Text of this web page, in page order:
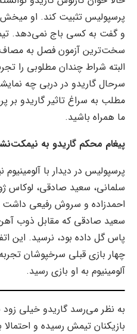
پرسپولیس تثبیت کند. او میخش
و گفت به کسی باج نمی‌دهد.
سخت‌ترین آزمون فصل به مصاف
البته شراط چندان مطلوبی را
سرحال گاریدو در دربی چه
ما همراه باشید.
پیغام محکم گاریدو به
پرسپولیس در دیدار با
سلمانی، سعید صادقی، لوکاس
احمدزاده و سروش رفیعی داشت
سعید صادقی که مقابل ذوب آهن
پاس گل داده بود، نرسید. این
چهار بازی قبلی سرخپوشان
آلومینیوم به او بازی رسید.
به نظر می‌رسد گاریدو خیلی
بازیکنان تیمش رسیده و